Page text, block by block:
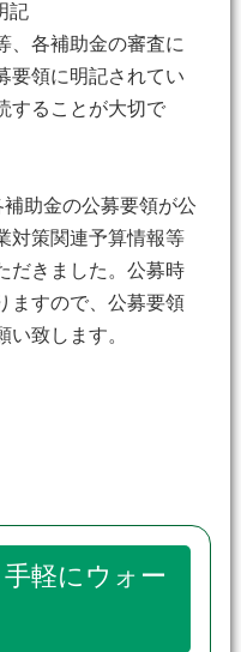
記
各補助金の審査に
要領に明記されてい
することが大切で
助金の公募要領が公
対策関連予算情報等
だきました。公募時
ますので、公募要領
致します。
にウォー